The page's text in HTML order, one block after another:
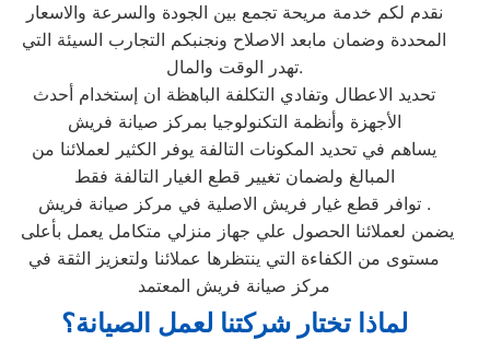
نقدم لكم خدمة مريحة تجمع بين الجودة والسرعة والاسعار
المحددة وضمان مابعد الاصلاح ونجنبكم التجارب السيئة التي
تهدر الوقت والمال.
تحديد الاعطال وتفادي التكلفة الباهظة ان إستخدام أحدث
الأجهزة وأنظمة التكنولوجيا بمركز صيانة فريش
يساهم في تحديد المكونات التالفة يوفر الكثير لعملائنا من
المبالغ ولضمان تغيير قطع الغيار التالفة فقط
توافر قطع غيار فريش الاصلية في مركز صيانة فريش .
مستوى من الكفاءة التي ينتظرها عملائنا ولتعزيز الثقة في
مركز صيانة فريش المعتمد
لماذا تختار شركتنا لعمل الصيانة؟